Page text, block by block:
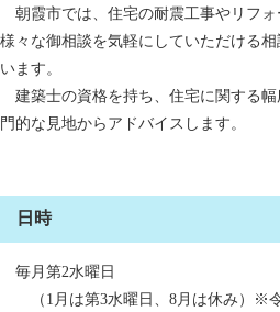
朝霞市では、住宅の耐震工事やリフォ
様々な御相談を気軽にしていただける
います。
建築士の資格を持ち、住宅に関する
門的な見地からアドバイスします。
日時
毎月第2水曜日
（1月は第3水曜日、8月は休み）※令